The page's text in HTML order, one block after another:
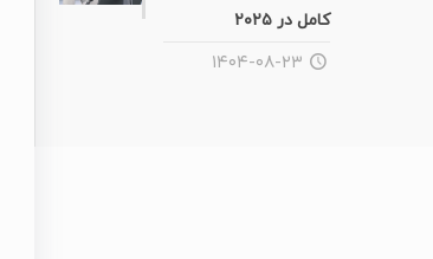
کامل در ۲۰۲۵
۱۴۰۴-۰۸-۲۳